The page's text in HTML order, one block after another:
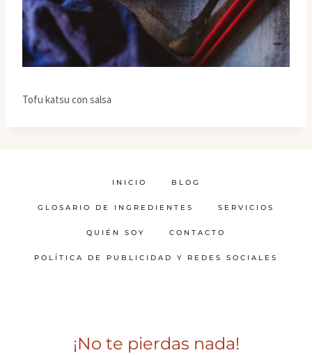
Tofu katsu con salsa
INICIO BLOG
GLOSARIO DE INGREDIENTES SERVICIOS
QUIÉN SOY CONTACTO
POLÍTICA DE PUBLICIDAD Y REDES SOCIALES
¡No te pierdas nada!